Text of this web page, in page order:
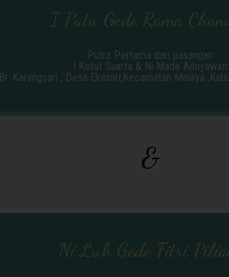
I Putu Gede Rama
Putra Pertama dari pasangan
I Ketut Suarta & Ni Made Adnyawati
Br. Karangsari , Desa Ekasari,Kecamatan Melaya
&
Ni Luh Gede Fitri